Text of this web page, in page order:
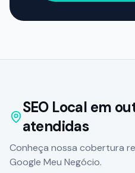
SEO Local em
atendidas
Conheça nossa cobertura
Google Meu Negócio.